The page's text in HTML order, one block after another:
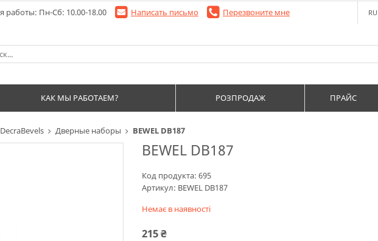
Дверные наборы BEWEL DB187
BEWEL DB187
Код продукта: 695
Артикул: BEWEL DB187
Немає в наявності
215₴
работы: Пн-Сб: 10.00-18.00 Написать письмо Перезвоните мне RU
КАК МЫ РАБОТАЕМ? РОЗПРОДАЖ ПРАЙС